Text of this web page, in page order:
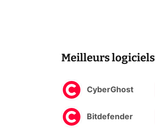
Meilleurs logiciels
CyberGhost
Bitdefender